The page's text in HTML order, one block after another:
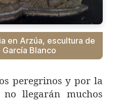
en Arzúa, escultura de
García Blanco
peregrinos y por la
llegarán muchos